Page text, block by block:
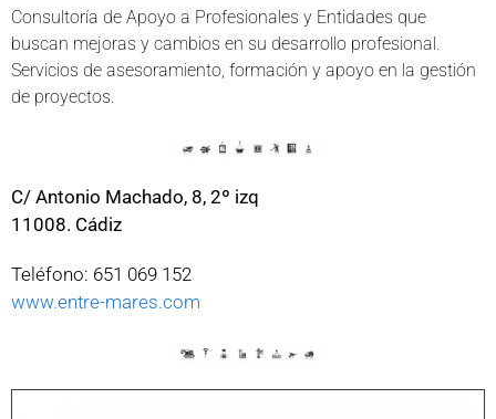
Consultoría de Apoyo a Profesionales y Entidades que
buscan mejoras y cambios en su desarrollo profesional.
Servicios de asesoramiento, formación y apoyo en la gestión
de proyectos.
C/ Antonio Machado, 8, 2º izq
11008. Cádiz
Teléfono: 651 069 152
www.entre-mares.com